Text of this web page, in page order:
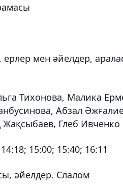
мен әйелдер,
Тихонова, Малика
Абзал
Глеб Ивченко
15:00; 15:40; 16:11
әйелдер. Слалом